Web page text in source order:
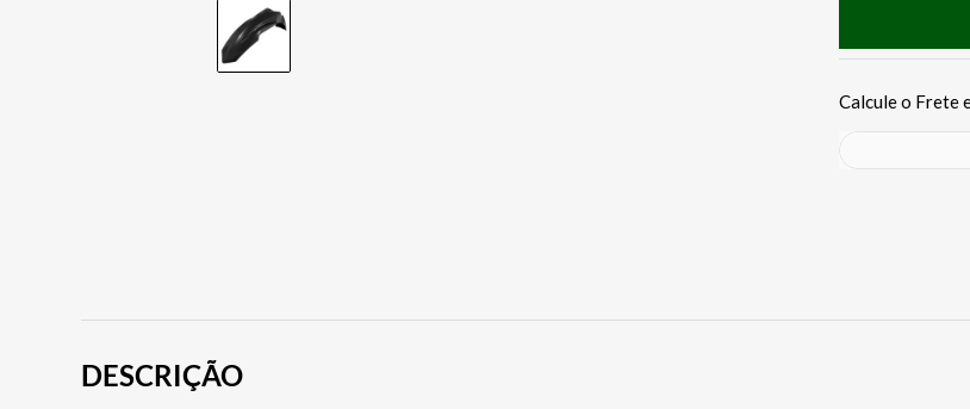
DESCRIÇÃO